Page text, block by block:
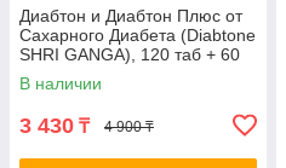
Диабтон и Диабтон Плюс от
Сахарного Диабета (Diabtone
SHRI GANGA), 120 таб + 60
таб
В наличии
3 430 ₸ 4 900 ₸